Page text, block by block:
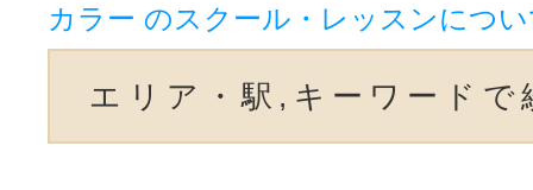
カラー のスクール・レッスンにつ
エリア・駅,キーワードで